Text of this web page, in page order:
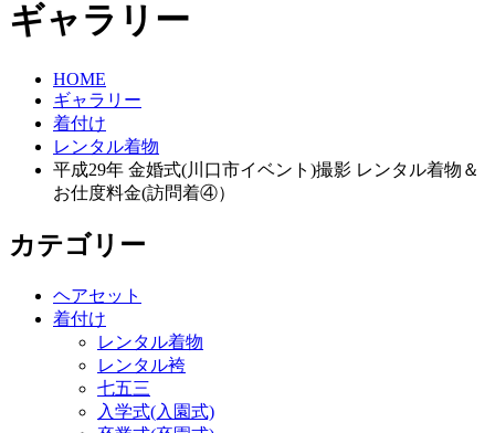
ギャラリー
HOME
ギャラリー
着付け
レンタル着物
平成29年 金婚式(川口市イベント)撮影 レンタル着物＆
お仕度料金(訪問着④）
カテゴリー
ヘアセット
着付け
レンタル着物
レンタル袴
七五三
入学式(入園式)